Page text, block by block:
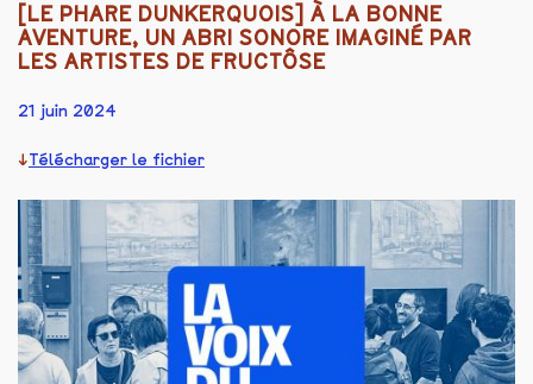
[LE PHARE DUNKERQUOIS] À LA BONNE
AVENTURE, UN ABRI SONORE IMAGINÉ PAR
LES ARTISTES DE FRUCTÔSE
21 juin 2024
Télécharger le fichier